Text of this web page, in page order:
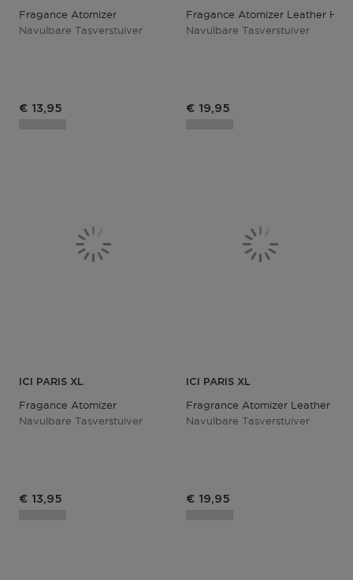
Fragance Atomizer
Navulbare Tasverstuiver
Productprijs
€ 13,95
Fragance Atomizer Leather Hot
Navulbare Tasverstuiver
Productprijs
€ 19,95
ICI PARIS XL
Fragance Atomizer
Navulbare Tasverstuiver
Productprijs
€ 13,95
ICI PARIS XL
Fragrance Atomizer Leather
Navulbare Tasverstuiver
Productprijs
€ 19,95